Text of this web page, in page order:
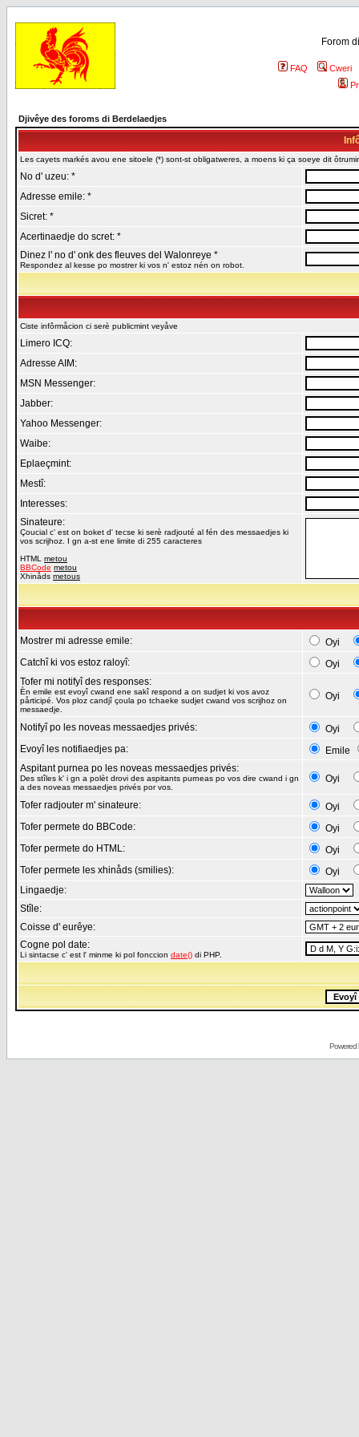
Forom
FAQ
Cweri
Djivêye des foroms di Berdelaedjes
Les cayets markés avou ene sitoele (*) sont-st obligatweres, a moens ki ça soeye dit
No d' uzeu: *
Adresse emile: *
Sicret: *
Acertinaedje do scret: *
Dinez l' no d' onk des fleuves del Walonreye *
Respondez al kesse po mostrer ki vos n' estoz nén on robot.
Ciste infôrmåcion ci serè publicmint veyåve
Limero ICQ:
Adresse AIM:
MSN Messenger:
Jabber:
Yahoo Messenger:
Waibe:
Eplaeçmint:
Mestî:
Interesses:
Sinateure:
Çoucial c' est on boket d' tecse ki serè radjouté al fén des messaedjes ki
vos scrijhoz. I gn a-st ene limite di 255 caracteres
HTML metou
BBCode metou
Xhinåds metous
Mostrer mi adresse emile:
Oyi
Catchî ki vos estoz raloyî:
Oyi
Tofer mi notifyî des responses:
Èn emile est evoyî cwand ene sakî respond a on sudjet ki vos avoz
pårticipé. Vos ploz candjî çoula po tchaeke sudjet cwand vos scrijhoz on
messaedje.
Oyi
Notifyî po les noveas messaedjes privés:
Oyi
Evoyî les notifiaedjes pa:
Emile
Aspitant purnea po les noveas messaedjes privés:
Des stîles k' i gn a polèt drovi des aspitants purneas po vos dire cwand i gn
a des noveas messaedjes privés por vos.
Oyi
Tofer radjouter m' sinateure:
Oyi
Tofer permete do BBCode:
Oyi
Tofer permete do HTML:
Oyi
Tofer permete les xhinåds (smilies):
Oyi
Lingaedje:
Stîle:
Coisse d' eurêye:
Cogne pol date:
Li sintacse c' est l' minme ki pol fonccion date() di PHP.
Powered